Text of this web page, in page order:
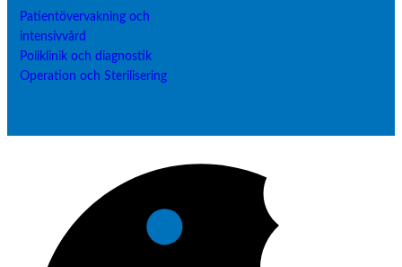
Patientövervakning och
intensivvård
Poliklinik och diagnostik
Operation och Sterilisering